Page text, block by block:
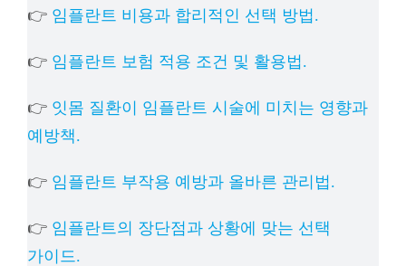
👉 임플란트 비용과 합리적인 선택 방법.
👉 임플란트 보험 적용 조건 및 활용법.
👉 잇몸 질환이 임플란트 시술에 미치는 영향과
예방책.
👉 임플란트 부작용 예방과 올바른 관리법.
👉 임플란트의 장단점과 상황에 맞는 선택
가이드.